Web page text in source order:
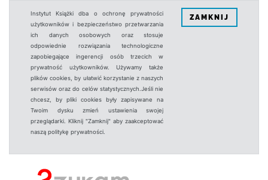
Instytut Książki dba o ochronę prywatności
użytkowników i bezpieczeństwo przetwarzania
ich danych osobowych oraz stosuje
odpowiednie rozwiązania technologiczne
zapobiegające ingerencji osób trzecich w
prywatność użytkowników. Używamy także
plików cookies, by ułatwić korzystanie z naszych
serwisów oraz do celów statystycznych.Jeśli nie
chcesz, by pliki cookies były zapisywane na
Twoim dysku zmień ustawienia swojej
przeglądarki. Kliknij "Zamknij" aby zaakceptować
naszą politykę prywatności.
ZAMKNIJ